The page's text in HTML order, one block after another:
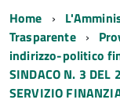
Home
Trasparente
indirizzo-politico
SINDACO N. 3 DEL
SERVIZIO